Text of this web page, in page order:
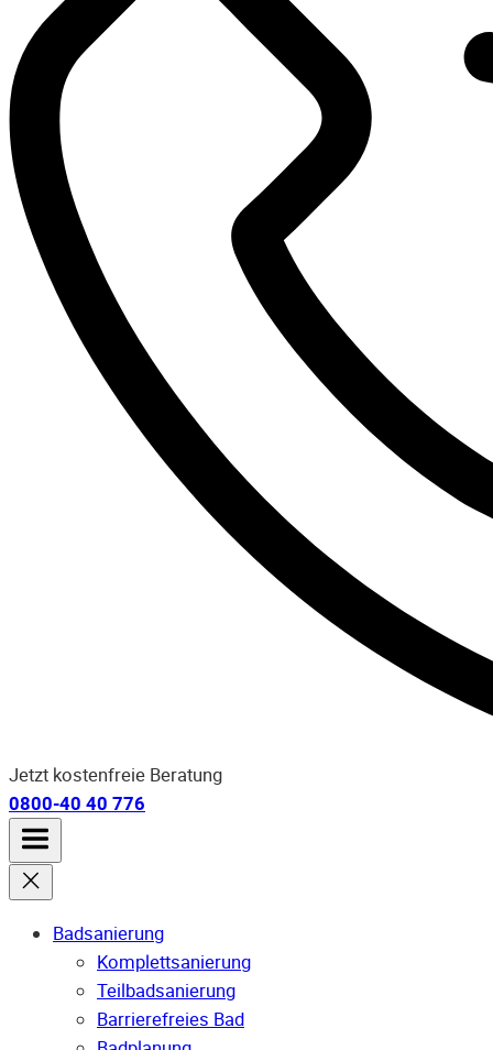
Jetzt kostenfreie Beratung
0800-40 40 776
Badsanierung
Komplettsanierung
Teilbadsanierung
Barrierefreies Bad